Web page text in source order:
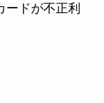
ドが不正利